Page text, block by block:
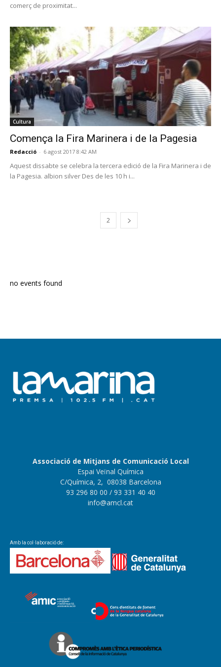
comerç de proximitat...
Cultura
Comença la Fira Marinera i de la Pagesia
Redacció - 6 agost 2017 8:42 AM
Aquest dissabte se celebra la tercera edició de la Fira Marinera i de
la Pagesia. albion silver Des de les 10 h i...
2
no events found
Associació de Mitjans de Comunicació Local
Espai Veïnal Química
C/Química, 2, 08038 Barcelona
93 296 80 00 / 93 331 40 40
info@amcl.cat
Amb la col·laboració de: